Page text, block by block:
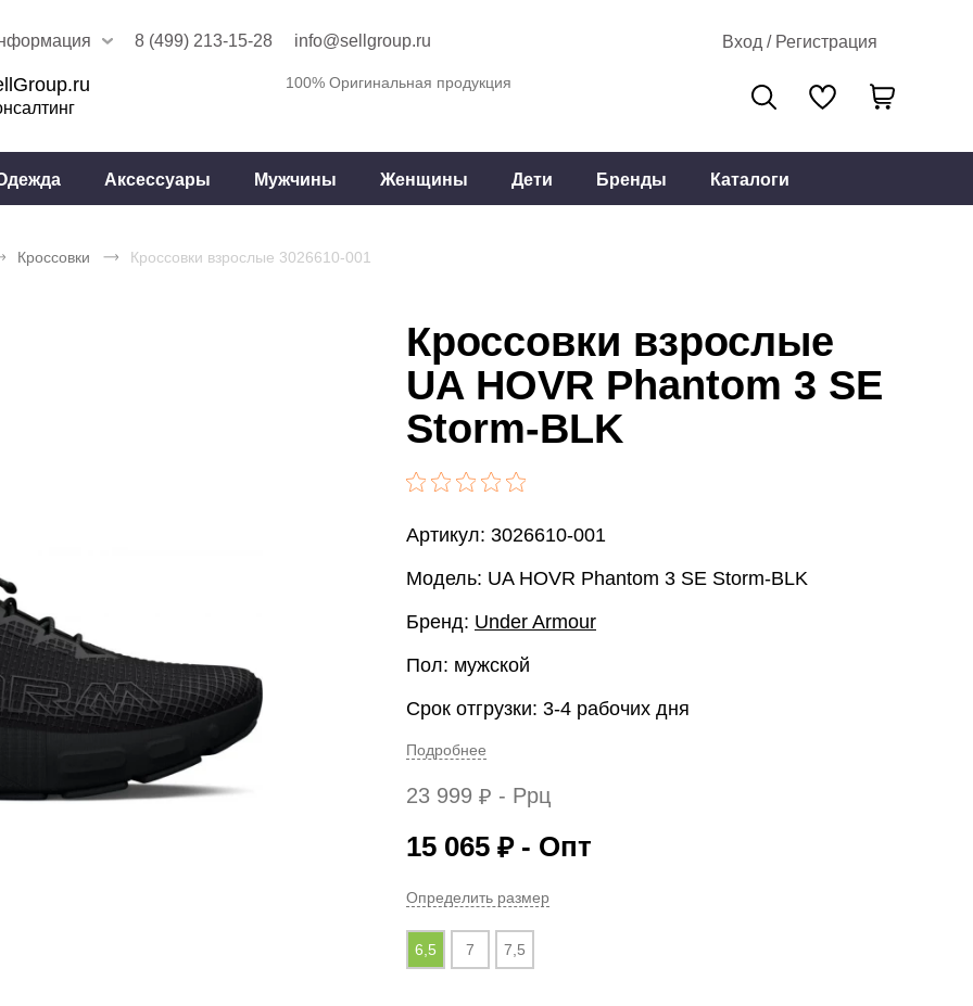
8 (499) 213-15-28 info@sellgroup.ru Вход / Регистрация
100% Оригинальная продукция
Аксессуары Мужчины Женщины Дети Бренды Каталоги
Кроссовки Кроссовки взрослые 3026610-001
Кроссовки взрослые
UA HOVR Phantom 3 SE
Storm-BLK
Артикул: 3026610-001
Модель: UA HOVR Phantom 3 SE Storm-BLK
Бренд: Under Armour
Пол: мужской
Срок отгрузки: 3-4 рабочих дня
Подробнее
23 999 ₽ - Ррц
15 065 ₽- Опт
Определить размер
6,5 7 7,5